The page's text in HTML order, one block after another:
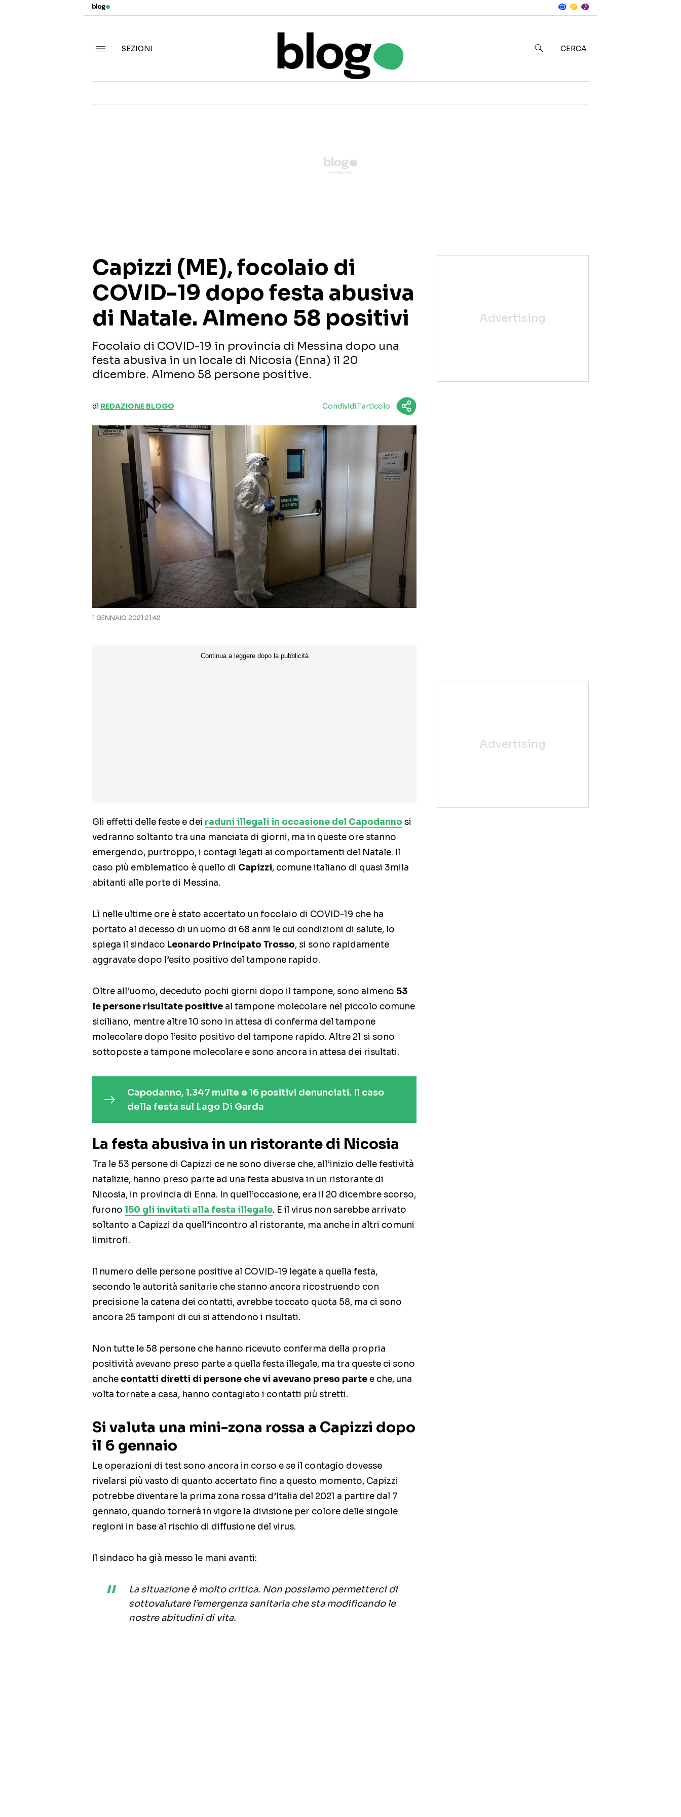
SEZIONI
CERCA
Capizzi (ME), focolaio di
COVID-19 dopo festa abusiva
di Natale. Almeno 58 positivi
Focolaio di COVID-19 in provincia di Messina dopo una
festa abusiva in un locale di Nicosia (Enna) il 20
dicembre. Almeno 58 persone positive.
di REDAZIONE BLOGO Condividi l'articolo
1 GENNAIO 2021 21:42
Gli effetti delle feste e dei raduni illegali in occasione del Capodanno si
vedranno soltanto tra una manciata di giorni, ma in queste ore stanno
emergendo, purtroppo, i contagi legati ai comportamenti del Natale. Il
caso più emblematico è quello di Capizzi, comune italiano di quasi 3mila
abitanti alle porte di Messina.
Lì nelle ultime ore è stato accertato un focolaio di COVID-19 che ha
portato al decesso di un uomo di 68 anni le cui condizioni di salute, lo
spiega il sindaco Leonardo Principato Trosso, si sono rapidamente
aggravate dopo l’esito positivo del tampone rapido.
Oltre all’uomo, deceduto pochi giorni dopo il tampone, sono almeno 53
le persone risultate positive al tampone molecolare nel piccolo comune
siciliano, mentre altre 10 sono in attesa di conferma del tampone
molecolare dopo l’esito positivo del tampone rapido. Altre 21 si sono
sottoposte a tampone molecolare e sono ancora in attesa dei risultati.
Capodanno, 1.347 multe e 16 positivi denunciati. Il caso
della festa sul Lago Di Garda
La festa abusiva in un ristorante di Nicosia
Tra le 53 persone di Capizzi ce ne sono diverse che, all’inizio delle festività
natalizie, hanno preso parte ad una festa abusiva in un ristorante di
Nicosia, in provincia di Enna. In quell’occasione, era il 20 dicembre scorso,
furono 150 gli invitati alla festa illegale. E il virus non sarebbe arrivato
soltanto a Capizzi da quell’incontro al ristorante, ma anche in altri comuni
limitrofi.
Il numero delle persone positive al COVID-19 legate a quella festa,
secondo le autorità sanitarie che stanno ancora ricostruendo con
precisione la catena dei contatti, avrebbe toccato quota 58, ma ci sono
ancora 25 tamponi di cui si attendono i risultati.
Non tutte le 58 persone che hanno ricevuto conferma della propria
positività avevano preso parte a quella festa illegale, ma tra queste ci sono
anche contatti diretti di persone che vi avevano preso parte e che, una
volta tornate a casa, hanno contagiato i contatti più stretti.
Si valuta una mini-zona rossa a Capizzi dopo
il 6 gennaio
Le operazioni di test sono ancora in corso e se il contagio dovesse
rivelarsi più vasto di quanto accertato fino a questo momento, Capizzi
potrebbe diventare la prima zona rossa d’Italia del 2021 a partire dal 7
gennaio, quando tornerà in vigore la divisione per colore delle singole
regioni in base al rischio di diffusione del virus.
Il sindaco ha già messo le mani avanti:
La situazione è molto critica. Non possiamo permetterci di
sottovalutare l’emergenza sanitaria che sta modificando le
nostre abitudini di vita.